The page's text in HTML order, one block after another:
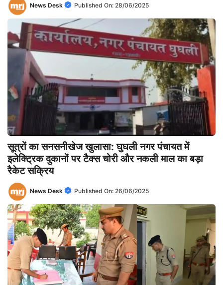
News Desk Published On: 28/06/2025
सूत्रों का सनसनीखेज खुलासा: घुघली नगर पंचायत में
इलेक्ट्रिक दुकानों पर टैक्स चोरी और नकली माल का बड़ा
रैकेट सक्रिय
News Desk Published On: 26/06/2025